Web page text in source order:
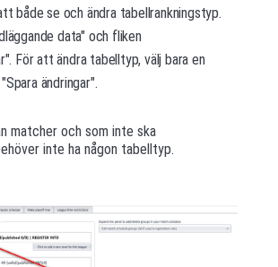
både se och ändra tabellrankningstyp.
data" och fliken
För att ändra tabelltyp, välj bara en
ändringar".
matcher och som inte ska
inte ha någon tabelltyp.